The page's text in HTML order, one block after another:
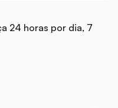
24 horas por dia, 7